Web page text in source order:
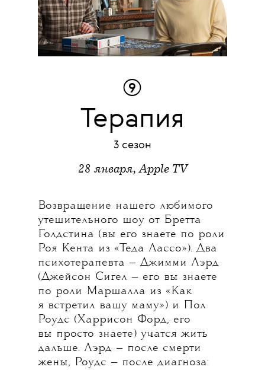
⑨
Терапия
3 cезон
28 января, Apple TV
Возвращение нашего любимого
утешительного шоу от Бретта
Голдстина (вы его знаете по роли
Роя Кента из «Теда Лассо»). Два
психотерапевта — Джимми Лэрд
(Джейсон Сигел — его вы знаете
по роли Маршалла из «Как
я встретил вашу маму») и Пол
Роудс (Харрисон Форд, его
вы просто знаете) учатся жить
дальше. Лэрд — после смерти
жены, Роудс — после диагноза: